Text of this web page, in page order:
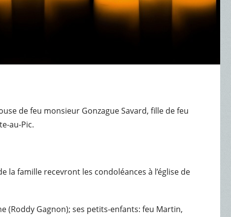
de feu monsieur Gonzague Savard, fille de feu
au-Pic.
la famille recevront les condoléances à l’église de
(Roddy Gagnon); ses petits-enfants: feu Martin,